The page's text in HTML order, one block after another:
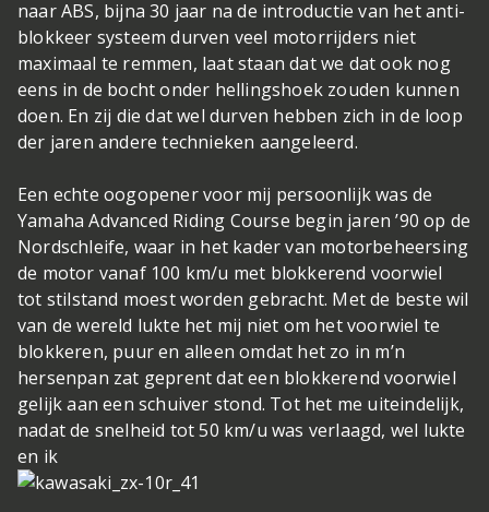
naar ABS, bijna 30 jaar na de introductie van het anti-
blokkeer systeem durven veel motorrijders niet
maximaal te remmen, laat staan dat we dat ook nog
eens in de bocht onder hellingshoek zouden kunnen
doen. En zij die dat wel durven hebben zich in de loop
der jaren andere technieken aangeleerd.
Een echte oogopener voor mij persoonlijk was de
Yamaha Advanced Riding Course begin jaren ’90 op de
Nordschleife, waar in het kader van motorbeheersing
de motor vanaf 100 km/u met blokkerend voorwiel
tot stilstand moest worden gebracht. Met de beste wil
van de wereld lukte het mij niet om het voorwiel te
blokkeren, puur en alleen omdat het zo in m’n
hersenpan zat geprent dat een blokkerend voorwiel
gelijk aan een schuiver stond. Tot het me uiteindelijk,
nadat de snelheid tot 50 km/u was verlaagd, wel lukte
en ik